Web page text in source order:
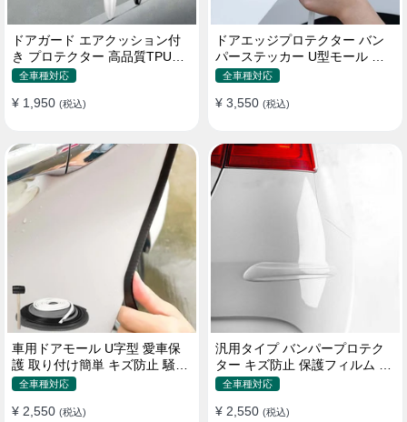
ドアガード エアクッション付
き プロテクター 高品質TPU製
キズ防止 取り付け簡単
全車種対応
¥ 1,950 (税込)
ドアエッジプロテクター バン
パーステッカー U型モール キ
ズ防止 取り付け簡単 騒音低減
全車種対応
¥ 3,550 (税込)
車用ドアモール U字型 愛車保
護 取り付け簡単 キズ防止 騒音
低減 5m バンパーストリップ
全車種対応
¥ 2,550 (税込)
汎用タイプ バンパープロテク
ター キズ防止 保護フィルム 取
り付け簡単 フィット感抜群
全車種対応
¥ 2,550 (税込)